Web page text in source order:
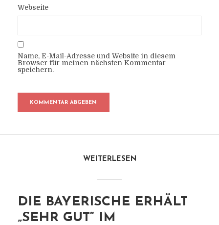
Webseite
Name, E-Mail-Adresse und Website in diesem
Browser für meinen nächsten Kommentar
speichern.
WEITERLESEN
DIE BAYERISCHE ERHÄLT
„SEHR GUT“ IM